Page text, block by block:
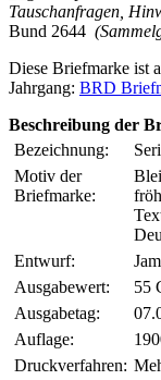
Tauschanfragen,
Bund 2644
Diese Briefmarke ist
Jahrgang: BRD
Beschreibung der
Bezeichnung:
Motiv der
Briefmarke:
Entwurf:
Ausgabewert:
55
Ausgabetag:
Auflage:
Druckverfahren: